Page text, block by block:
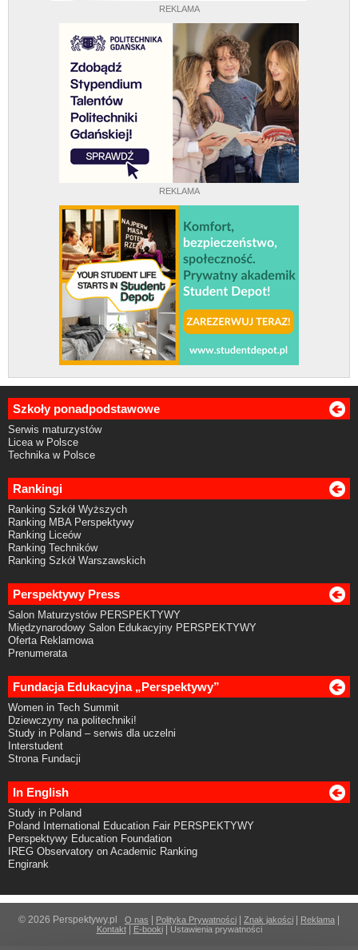
REKLAMA
REKLAMA
Szkoły ponadpodstawowe
Serwis maturzystów
Licea w Polsce
Technika w Polsce
Rankingi
Ranking Szkół Wyższych
Ranking MBA Perspektywy
Ranking Liceów
Ranking Techników
Ranking Szkół Warszawskich
Perspektywy Press
Salon Maturzystów PERSPEKTYWY
Międzynarodowy Salon Edukacyjny PERSPEKTYWY
Oferta Reklamowa
Prenumerata
Fundacja Edukacyjna „Perspektywy”
Women in Tech Summit
Dziewczyny na politechniki!
Study in Poland – serwis dla uczelni
Interstudent
Strona Fundacji
In English
Study in Poland
Poland International Education Fair PERSPEKTYWY
Perspektywy Education Foundation
IREG Observatory on Academic Ranking
Engirank
© 2026 Perspektywy.pl O nas | Polityka Prywatności | Znak jakości | Reklama |
Kontakt| E-booki| Ustawienia prywatności